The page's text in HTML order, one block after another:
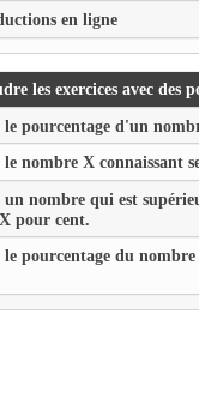
en ligne
les exercices avec des
le pourcentage d'un
le nombre Xconnaissant
un nombre qui est
Xpour cent.
le pourcentage du nombre